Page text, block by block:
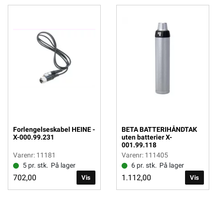
Forlengelseskabel HEINE -
X-000.99.231
Varenr: 11181
5 pr. stk. På lager
702,00 Vis
BETA BATTERIHÅNDTAK
uten batterier X-
001.99.118
Varenr: 111405
6 pr. stk. På lager
1.112,00 Vis